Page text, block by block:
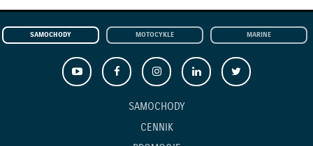
SAMOCHODY MOTOCYKLE MARINE
SAMOCHODY
CENNIK